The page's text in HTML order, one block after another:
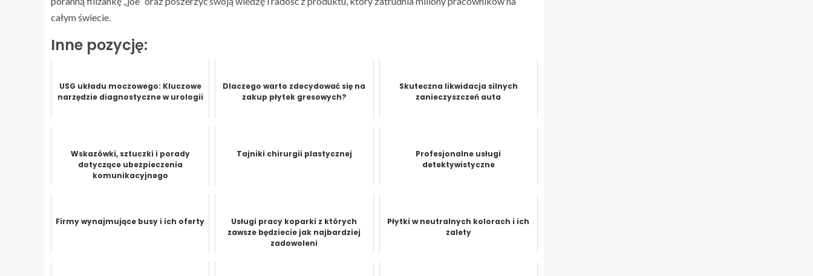
całym świecie.
Inne pozycję:
USG układu moczowego: Kluczowe
narzędzie diagnostyczne w urologii
Dlaczego warto zdecydować się na
zakup płytek gresowych?
Skuteczna likwidacja silnych
zanieczyszczeń auta
Wskazówki, sztuczki i porady
dotyczące ubezpieczenia
komunikacyjnego
Tajniki chirurgii plastycznej
Profesjonalne usługi
detektywistyczne
Firmy wynajmujące busy i ich oferty
Usługi pracy koparki z których
zawsze będziecie jak najbardziej
zadowoleni
Płytki w neutralnych kolorach i ich
zalety